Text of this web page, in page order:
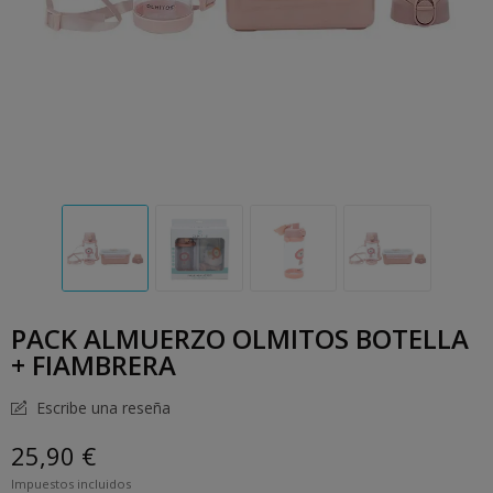
PACK ALMUERZO OLMITOS BOTELLA
+ FIAMBRERA
Escribe una reseña
25,90 €
Impuestos incluidos